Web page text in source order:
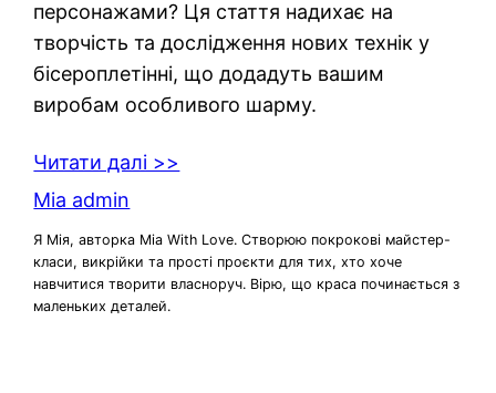
персонажами? Ця стаття надихає на
творчість та дослідження нових технік у
бісероплетінні, що додадуть вашим
виробам особливого шарму.
Читати далі >>
Mia admin
Я Мія, авторка Mia With Love. Створюю покрокові майстер-
класи, викрійки та прості проєкти для тих, хто хоче
навчитися творити власноруч. Вірю, що краса починається з
маленьких деталей.